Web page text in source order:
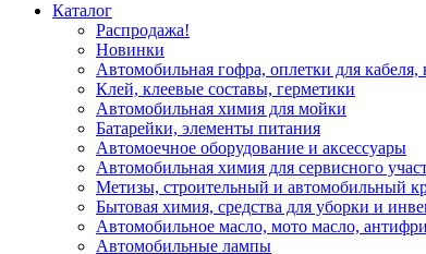
Каталог
Распродажа!
Новинки
Автомобильная гофра, оплетки для кабеля,
Клей, клеевые составы, герметики
Автомобильная химия для мойки
Батарейки, элементы питания
Автомоечное оборудование и аксессуары
Автомобильная химия для сервисного
Метизы, строительный и автомобильный
Бытовая химия, средства для уборки и
Автомобильное масло, мото масло,
Автомобильные лампы